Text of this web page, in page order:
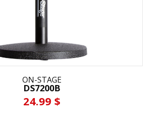
ON-STAGE
DS7200B
24.99 $